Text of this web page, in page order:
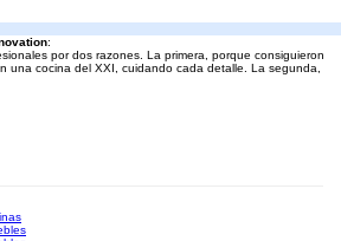
:
por dos razones. La primera, porque consiguieron
una cocina del XXI, cuidando cada detalle. La segunda,